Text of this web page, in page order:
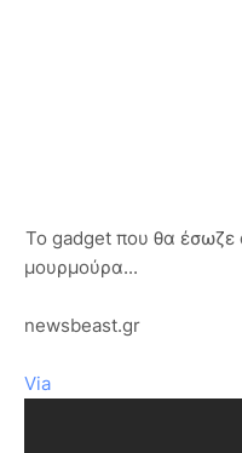
Το gadget που θα έσωζε
μουρμούρα...
newsbeast.gr
Via